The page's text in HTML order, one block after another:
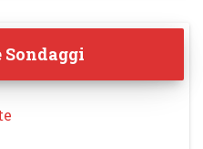
Sondaggi